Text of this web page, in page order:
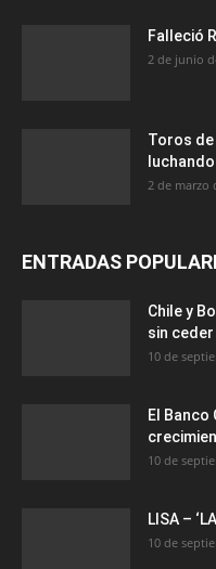
Falleció
2 de junio
Toros de
2 de marzo
ENTRADAS
Chile y
sin
10 de
El Banco
10 de
LISA –
10 de